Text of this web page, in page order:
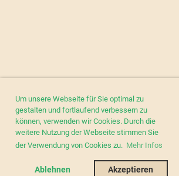
Um unsere Webseite für Sie optimal zu
gestalten und fortlaufend verbessern zu
können, verwenden wir Cookies. Durch die
weitere Nutzung der Webseite stimmen Sie
der Verwendung von Cookies zu. Mehr Infos
Ablehnen Akzeptieren